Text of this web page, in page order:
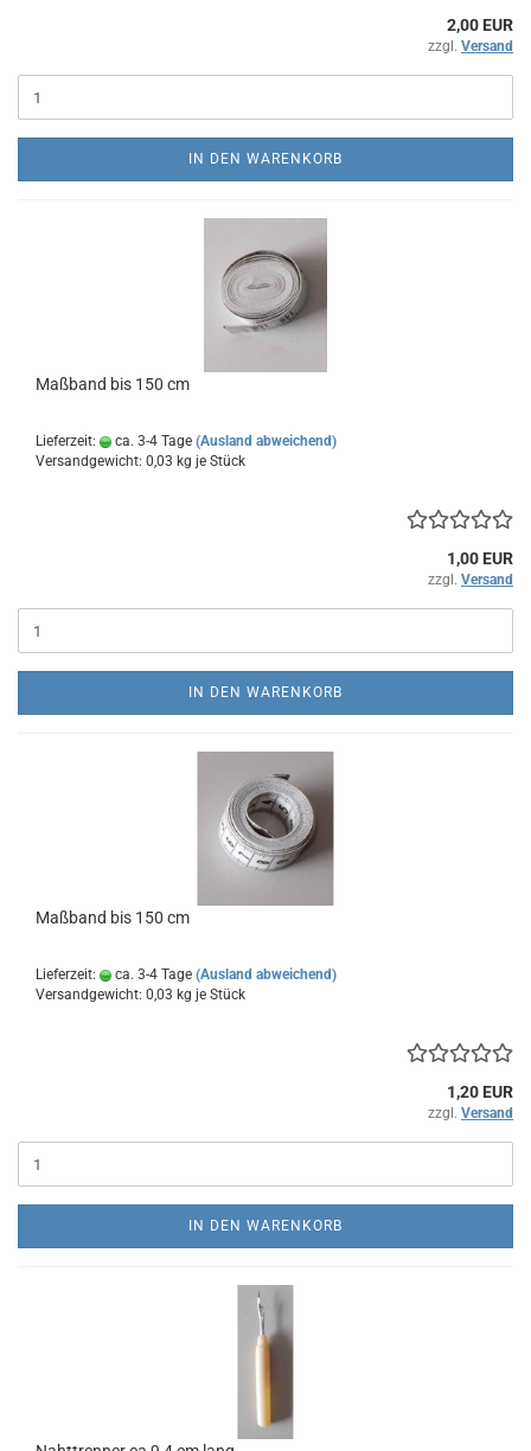
2,00 EUR
zzgl. Versand
IN DEN WARENKORB
Maßband bis 150 cm
Lieferzeit: ca. 3-4 Tage (Ausland abweichend)
Versandgewicht: 0,03 kg je Stück
1,00 EUR
zzgl. Versand
IN DEN WARENKORB
Maßband bis 150 cm
Lieferzeit: ca. 3-4 Tage (Ausland abweichend)
Versandgewicht: 0,03 kg je Stück
1,20 EUR
zzgl. Versand
IN DEN WARENKORB